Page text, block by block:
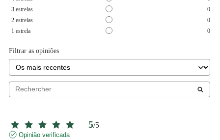
3 estrelas
0
2 estrelas
0
1 estrela 0
Filtrar as opiniões
5/5
Opinião verificada